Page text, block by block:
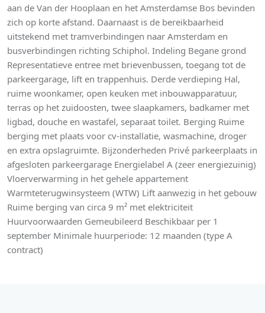
aan de Van der Hooplaan en het Amsterdamse Bos bevinden
zich op korte afstand. Daarnaast is de bereikbaarheid
uitstekend met tramverbindingen naar Amsterdam en
busverbindingen richting Schiphol. Indeling Begane grond
Representatieve entree met brievenbussen, toegang tot de
parkeergarage, lift en trappenhuis. Derde verdieping Hal,
ruime woonkamer, open keuken met inbouwapparatuur,
terras op het zuidoosten, twee slaapkamers, badkamer met
ligbad, douche en wastafel, separaat toilet. Berging Ruime
berging met plaats voor cv-installatie, wasmachine, droger
en extra opslagruimte. Bijzonderheden Privé parkeerplaats in
afgesloten parkeergarage Energielabel A (zeer energiezuinig)
Vloerverwarming in het gehele appartement
Warmteterugwinsysteem (WTW) Lift aanwezig in het gebouw
Ruime berging van circa 9 m² met elektriciteit
Huurvoorwaarden Gemeubileerd Beschikbaar per 1
september Minimale huurperiode: 12 maanden (type A
contract)